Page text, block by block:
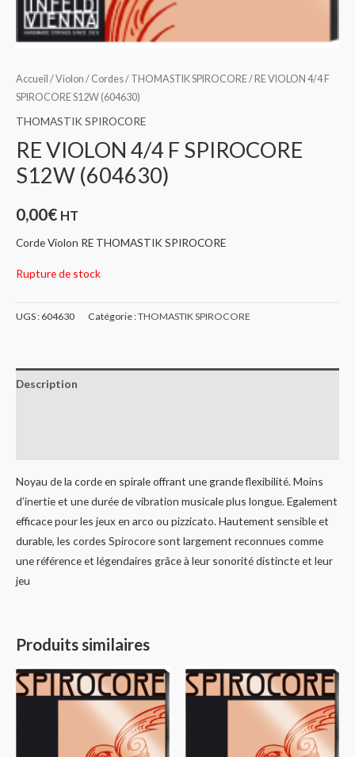
Accueil /Violon / Cordes/ THOMASTIK SPIROCORE/ RE VIOLON 4/4 F
SPIROCORE S12W (604630)
THOMASTIK SPIROCORE
RE VIOLON 4/4 F SPIROCORE
S12W (604630)
0,00€ HT
Corde Violon RE THOMASTIK SPIROCORE
Rupture de stock
UGS : 604630 Catégorie :THOMASTIK SPIROCORE
Description
Noyau de la corde en spirale offrant une grande flexibilité. Moins
d’inertie et une durée de vibration musicale plus longue. Egalement
efficace pour les jeux en arco ou pizzicato. Hautement sensible et
durable, les cordes Spirocore sont largement reconnues comme
une référence et légendaires grâce à leur sonorité distincte et leur
jeu
Produits similaires